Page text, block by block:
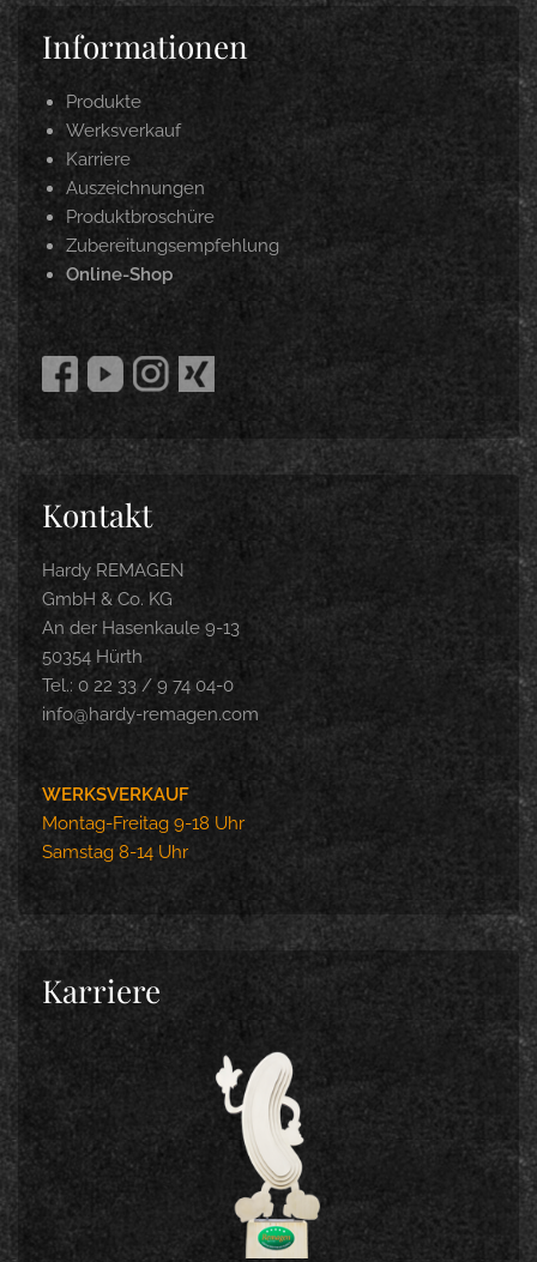
Informationen
Produkte
Werksverkauf
Karriere
Auszeichnungen
Produktbroschüre
Zubereitungsempfehlung
Online-Shop
Kontakt
Hardy REMAGEN
GmbH & Co. KG
An der Hasenkaule 9-13
50354 Hürth
Tel.: 0 22 33 / 9 74 04-0
info@hardy-remagen.com
WERKSVERKAUF
Montag-Freitag 9-18 Uhr
Samstag 8-14 Uhr
Karriere